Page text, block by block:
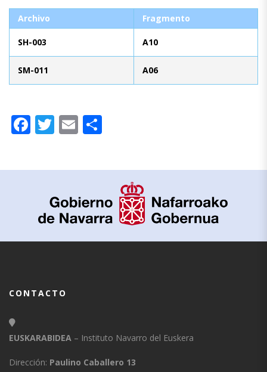
Archivo Fragmento
SH-003 A10
SM-011 A06
Facebook
Twitter
Email
CONTACTO
EUSKARABIDEA – Instituto Navarro del Euskera
Dirección: Paulino Caballero 13